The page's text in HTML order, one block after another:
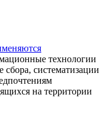
технологии
систематизации
на территории